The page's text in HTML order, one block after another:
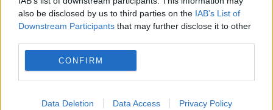
also be disclosed by us to third parties on the IAB’s List of
Downstream Participants that may further disclose it to other
CONFIRM
Data Deletion Data Access Privacy Policy
Bacalaureat pentru absolvenții de clasa a
XII-a, cu proba scrisă la Limba și literatura
română. Pentru prima oară, contestațiile se